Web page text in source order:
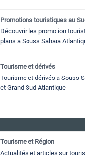
Promotions touristiques au
Découvrir les promotion
plans a Souss Sahara
Tourisme et dérivés
Tourisme et dérivés a Souss
et Grand Sud Atlantique
Tourisme et Région
Actualités et articles sur